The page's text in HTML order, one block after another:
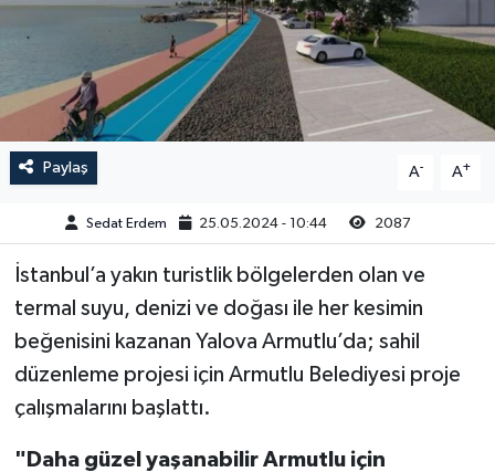
Paylaş A- A+
Sedat Erdem 25.05.2024 - 10:44 2087
İstanbul’a yakın turistlik bölgelerden olan ve
termal suyu, denizi ve doğası ile her kesimin
beğenisini kazanan Yalova Armutlu’da; sahil
düzenleme projesi için Armutlu Belediyesi proje
çalışmalarını başlattı.
"Daha güzel yaşanabilir Armutlu için